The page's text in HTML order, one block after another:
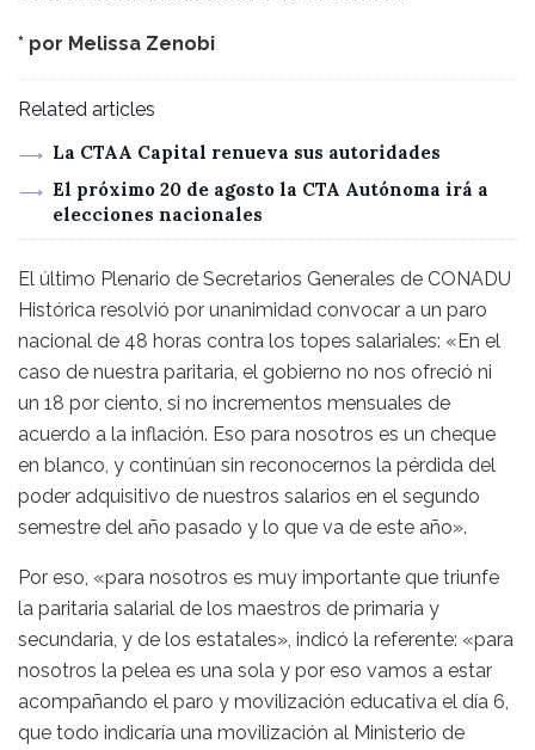
* por Melissa Zenobi
Related articles
La CTAA Capital renueva sus autoridades
El próximo 20 de agosto la CTA Autónoma irá a
elecciones nacionales
El último Plenario de Secretarios Generales de CONADU
Histórica resolvió por unanimidad convocar a un paro
nacional de 48 horas contra los topes salariales: «En el
caso de nuestra paritaria, el gobierno no nos ofreció ni
un 18 por ciento, si no incrementos mensuales de
acuerdo a la inflación. Eso para nosotros es un cheque
en blanco, y continúan sin reconocernos la pérdida del
poder adquisitivo de nuestros salarios en el segundo
semestre del año pasado y lo que va de este año».
Por eso, «para nosotros es muy importante que triunfe
la paritaria salarial de los maestros de primaria y
secundaria, y de los estatales», indicó la referente: «para
nosotros la pelea es una sola y por eso vamos a estar
acompañando el paro y movilización educativa el día 6,
que todo indicaría una movilización al Ministerio de